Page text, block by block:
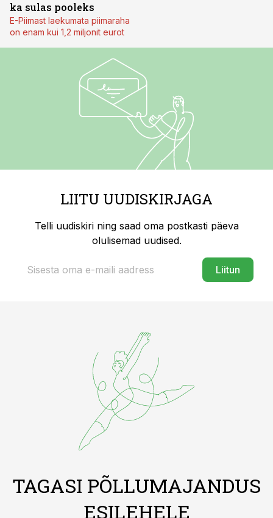
ka sulas pooleks
E-Piimast laekumata piimaraha
on enam kui 1,2 miljonit eurot
LIITU UUDISKIRJAGA
Telli uudiskiri ning saad oma postkasti päeva
olulisemad uudised.
Liitun
TAGASI PÕLLUMAJANDUS
ESILEHELE